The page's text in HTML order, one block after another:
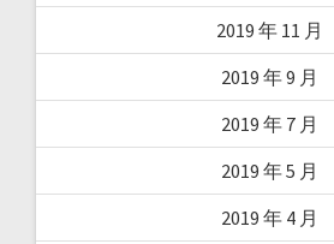
2019 年 11 月
2019 年 9 月
2019 年 7 月
2019 年 5 月
2019 年 4 月